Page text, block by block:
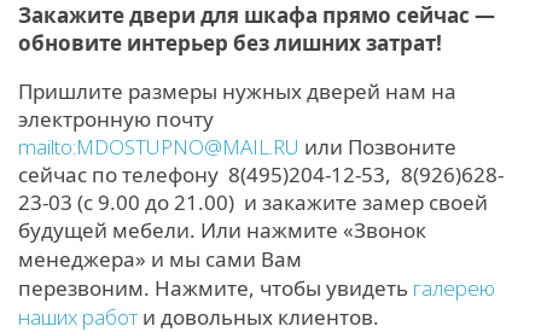
Закажите двери для шкафа прямо сейчас —
обновите интерьер без лишних затрат!
Пришлите размеры нужных дверей нам на
электронную почту
mailto:MDOSTUPNO@MAIL.RU или Позвоните
сейчас по телефону 8(495)204-12-53, 8(926)628-
23-03 (с 9.00 до 21.00) и закажите замер своей
будущей мебели. Или нажмите «Звонок
менеджера» и мы сами Вам
перезвоним. Нажмите, чтобы увидеть галерею
наших работ и довольных клиентов.